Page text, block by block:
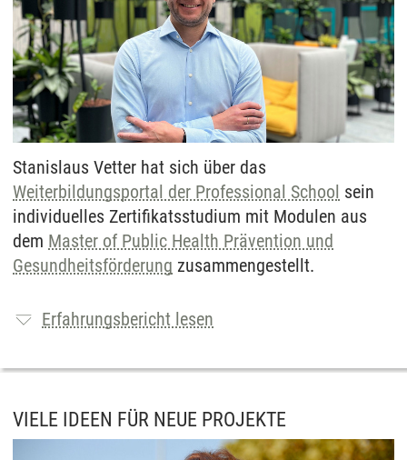
Stanislaus Vetter hat sich über das
Weiterbildungsportal der Professional School sein
individuelles Zertifikatsstudium mit Modulen aus
dem Master of Public Health Prävention und
Gesundheitsförderung zusammengestellt.
Erfahrungsbericht lesen
VIELE IDEEN FÜR NEUE PROJEKTE